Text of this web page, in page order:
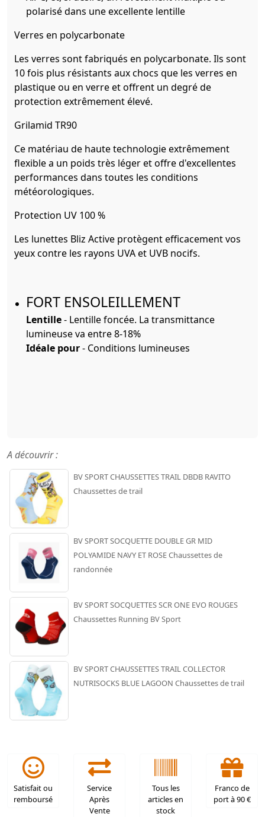
polarisé dans une excellente lentille
Verres en polycarbonate
Les verres sont fabriqués en polycarbonate. Ils sont
10 fois plus résistants aux chocs que les verres en
plastique ou en verre et offrent un degré de
protection extrêmement élevé.
Grilamid TR90
Ce matériau de haute technologie extrêmement
flexible a un poids très léger et offre d'excellentes
performances dans toutes les conditions
météorologiques.
Protection UV 100 %
Les lunettes Bliz Active protègent efficacement vos
yeux contre les rayons UVA et UVB nocifs.
FORT ENSOLEILLEMENT
Lentille- Lentille foncée. La transmittance
lumineuse va entre 8-18%
Idéale pour- Conditions lumineuses
A découvrir :
BV SPORT CHAUSSETTES TRAIL DBDB RAVITO
Chaussettes de trail
BV SPORT SOCQUETTE DOUBLE GR MID
POLYAMIDE NAVY ET ROSE Chaussettes de
randonnée
BV SPORT SOCQUETTES SCR ONE EVO ROUGES
Chaussettes Running BV Sport
BV SPORT CHAUSSETTES TRAIL COLLECTOR
NUTRISOCKS BLUE LAGOON Chaussettes de trail
Satisfait ou
remboursé
Service
Après
Vente
Tous les
articles en
stock
Franco de
port à 90 €